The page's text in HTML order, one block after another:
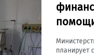
планирует